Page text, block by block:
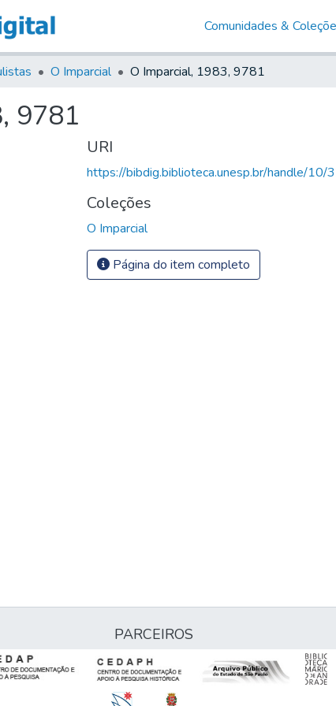
Comunidades &
O Imparcial O Imparcial, 1983, 9781
9781
URI
https://bibdig.biblioteca.unesp.br/handle/10/
Coleções
O Imparcial
Página do item completo
PARCEIROS